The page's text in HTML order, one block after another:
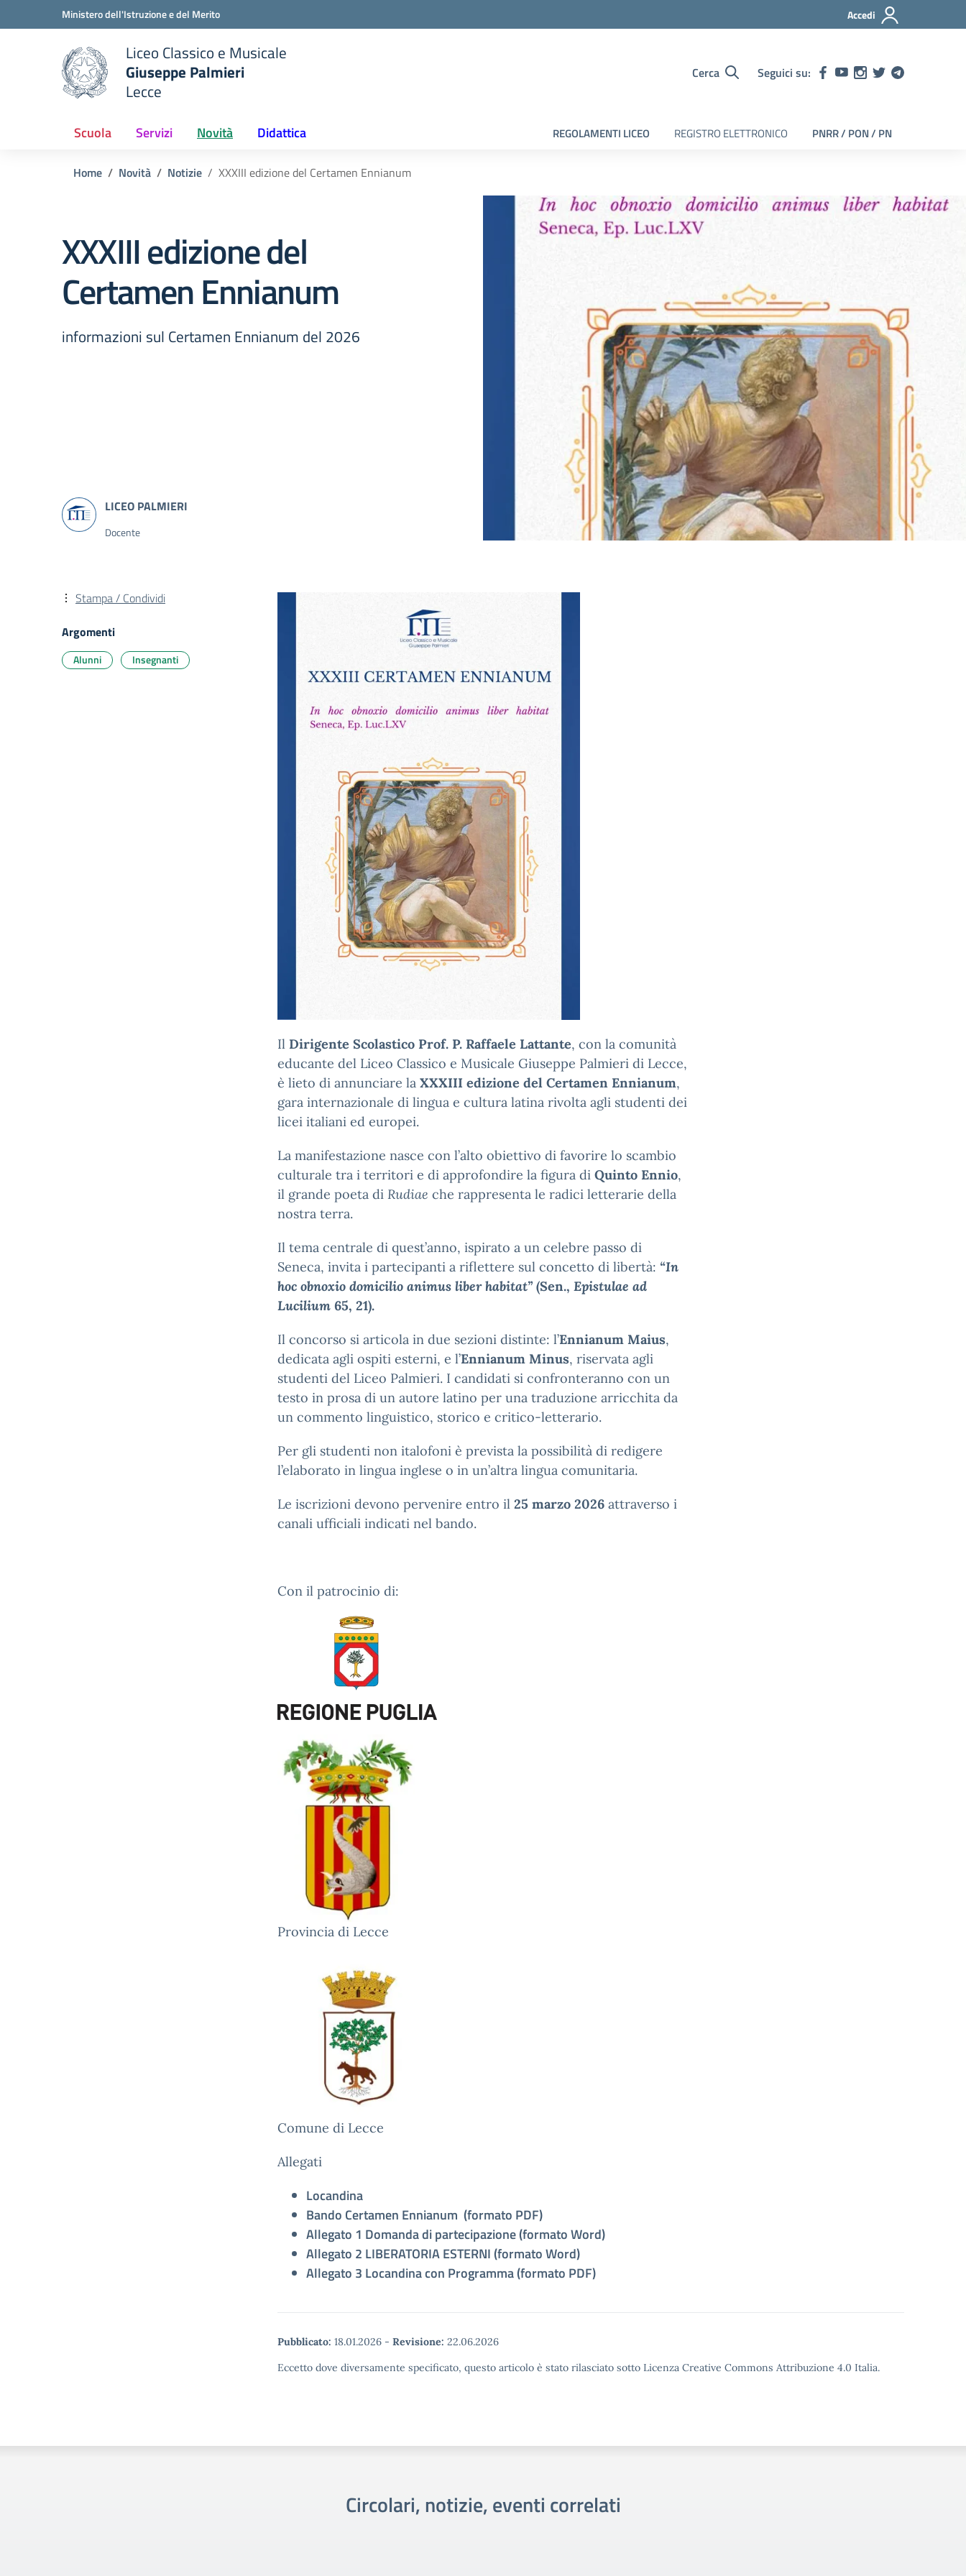
Vai ai contenuti
Vai al menu di navigazioneMinistero dell'Istruzione e del Merito Accedi
scuola
Liceo Classico e Musicale
Giuseppe Palmieri
Lecce
Cerca Seguici su:
Scuola Servizi Novità Didattica REGOLAMENTI LICEO REGISTRO ELETTRONICO PNRR / PON / PN
Home Novità Notizie XXXIII edizione del Certamen Ennianum
XXXIII edizione del
Certamen Ennianum
informazioni sul Certamen Ennianum del 2026
Docente
Il Dirigente Scolastico Prof. P. Raffaele Lattante, con la comunità
educante del Liceo Classico e Musicale Giuseppe Palmieri di Lecce,
è lieto di annunciare la XXXIII edizione del Certamen Ennianum,
gara internazionale di lingua e cultura latina rivolta agli studenti dei
licei italiani ed europei.
La manifestazione nasce con l’alto obiettivo di favorire lo scambio
culturale tra i territori e di approfondire la figura di Quinto Ennio,
il grande poeta di Rudiae che rappresenta le radici letterarie della
nostra terra.
Il tema centrale di quest’anno, ispirato a un celebre passo di
Seneca, invita i partecipanti a riflettere sul concetto di libertà: “In
hoc obnoxio domicilio animus liber habitat” (Sen., Epistulae ad
Lucilium 65, 21).
Il concorso si articola in due sezioni distinte: l’Ennianum Maius,
dedicata agli ospiti esterni, e l’Ennianum Minus, riservata agli
studenti del Liceo Palmieri. I candidati si confronteranno con un
testo in prosa di un autore latino per una traduzione arricchita da
un commento linguistico, storico e critico-letterario.
Per gli studenti non italofoni è prevista la possibilità di redigere
l’elaborato in lingua inglese o in un’altra lingua comunitaria.
Le iscrizioni devono pervenire entro il 25 marzo 2026 attraverso i
canali ufficiali indicati nel bando.
Con il patrocinio di:
Provincia di Lecce
Comune di Lecce
Allegati
Locandina
Bando Certamen Ennianum (formato PDF)
Allegato 1 Domanda di partecipazione (formato Word)
Allegato 2 LIBERATORIA ESTERNI (formato Word)
Allegato 3 Locandina con Programma (formato PDF)
Pubblicato: 18.01.2026 - Revisione: 22.06.2026
Eccetto dove diversamente specificato, questo articolo è stato rilasciato sotto Licenza Creative Commons Attribuzione 4.0 Italia.
Stampa / Condividi
Argomenti
Alunni Insegnanti
Circolari, notizie, eventi correlati